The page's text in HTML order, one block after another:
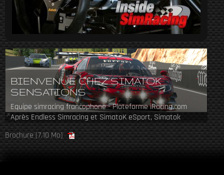
BIENVENUE CHEZ SIMATOK
SENSATIONS
Equipe simracing francophone - Plateforme iRacing.com
Après Endless Simracing et SimatoK eSport, Simatok
revient en 2024 avec une nouvelle équipe.
Brochure(7.10 Mo)